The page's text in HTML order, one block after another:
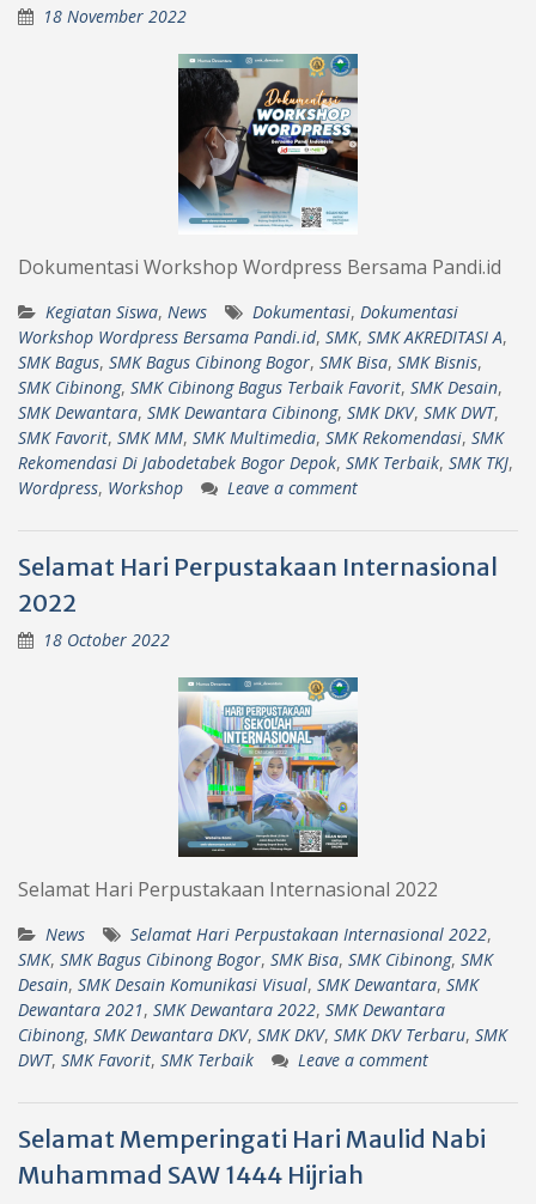
18 November 2022
Dokumentasi Workshop Wordpress Bersama Pandi.id
Kegiatan Siswa, News Dokumentasi, Dokumentasi
Workshop Wordpress Bersama Pandi.id, SMK, SMK AKREDITASI A,
SMK Bagus, SMK Bagus Cibinong Bogor, SMK Bisa, SMK Bisnis,
SMK Cibinong, SMK Cibinong Bagus Terbaik Favorit, SMK Desain,
SMK Dewantara, SMK Dewantara Cibinong, SMK DKV, SMK DWT,
SMK Favorit, SMK MM, SMK Multimedia, SMK Rekomendasi, SMK
Rekomendasi Di Jabodetabek Bogor Depok, SMK Terbaik, SMK TKJ,
Wordpress, Workshop Leave a comment
Selamat Hari Perpustakaan Internasional
2022
18 October 2022
Selamat Hari Perpustakaan Internasional 2022
News Selamat Hari Perpustakaan Internasional 2022,
SMK, SMK Bagus Cibinong Bogor, SMK Bisa, SMK Cibinong, SMK
Desain, SMK Desain Komunikasi Visual, SMK Dewantara, SMK
Dewantara 2021, SMK Dewantara 2022, SMK Dewantara
Cibinong, SMK Dewantara DKV, SMK DKV, SMK DKV Terbaru, SMK
DWT, SMK Favorit, SMK Terbaik Leave a comment
Selamat Memperingati Hari Maulid Nabi
Muhammad SAW 1444 Hijriah